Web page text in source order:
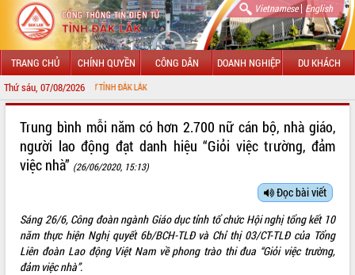
Vietnamese| English
TRANG CHỦ CHÍNH QUYỀN CÔNG DÂN DOANH NGHIỆP DU KHÁCH
Thứ sáu, 07/08/2026
LÃNH ĐẠO UBND TỈNH
SỞ, BAN, NGÀNH
UBND CÁC XÃ, PHƯỜNG
Trung bình mỗi năm có hơn 2.700 nữ cán bộ, nhà giáo,
người lao động đạt danh hiệu “Giỏi việc trường, đảm
việc nhà” (26/06/2020, 15:13)
Đọc bài viết
Sáng 26/6, Công đoàn ngành Giáo dục tỉnh tổ chức Hội nghị tổng kết 10
năm thực hiện Nghị quyết 6b/BCH-TLĐ và Chỉ thị 03/CT-TLĐ của Tổng
Liên đoàn Lao động Việt Nam về phong trào thi đua “Giỏi việc trường,
đảm việc nhà”.